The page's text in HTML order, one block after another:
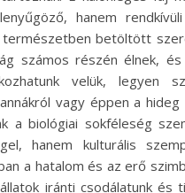
hanem
természetben betöltött
számos részén élnek, és
velük, legyen
vagy éppen a hideg
a biológiai sokféleség
hanem kulturális
a hatalom és az erő
iránti csodálatunk és